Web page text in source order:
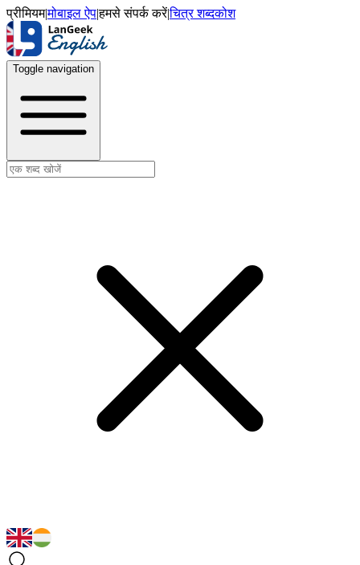
प्रीमियम|मोबाइल ऐप|हमसे संपर्क करें|चित्र शब्दकोश
Toggle navigation